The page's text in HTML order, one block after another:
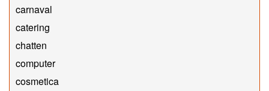
carnaval
catering
chatten
computer
cosmetica